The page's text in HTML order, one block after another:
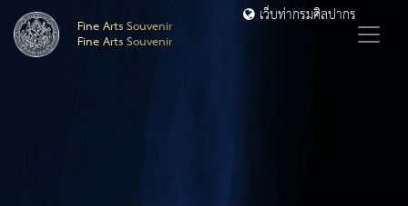
Fine Arts Souvenir
Fine Arts Souvenir
เว็บท่ากรมศิลปากร